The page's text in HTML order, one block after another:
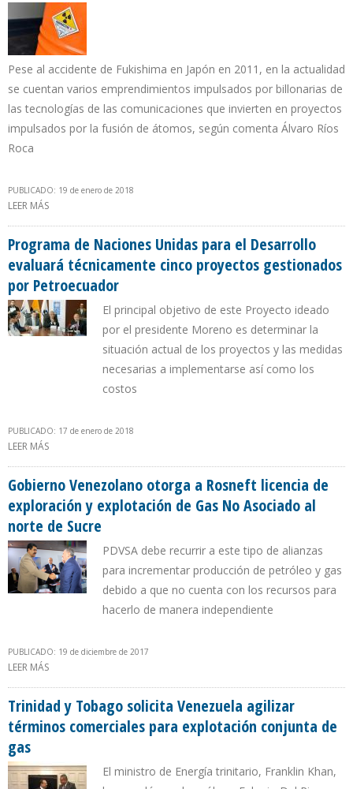
Pese al accidente de Fukishima en Japón en 2011, en la actualidad
se cuentan varios emprendimientos impulsados por billonarias de
las tecnologías de las comunicaciones que invierten en proyectos
impulsados por la fusión de átomos, según comenta Álvaro Ríos
Roca
PUBLICADO: 19 de enero de 2018
LEER MÁS
Programa de Naciones Unidas para el Desarrollo
evaluará técnicamente cinco proyectos gestionados
por Petroecuador
El principal objetivo de este Proyecto ideado
por el presidente Moreno es determinar la
situación actual de los proyectos y las medidas
necesarias a implementarse así como los
costos
PUBLICADO: 17 de enero de 2018
LEER MÁS
PETROECUADOR
Gobierno Venezolano otorga a Rosneft licencia de
exploración y explotación de Gas No Asociado al
norte de Sucre
PDVSA debe recurrir a este tipo de alianzas
para incrementar producción de petróleo y gas
debido a que no cuenta con los recursos para
hacerlo de manera independiente
PUBLICADO: 19 de diciembre de 2017
LEER MÁS
DE SUCRE
Trinidad y Tobago solicita Venezuela agilizar
términos comerciales para explotación conjunta de
gas
El ministro de Energía trinitario, Franklin Khan,